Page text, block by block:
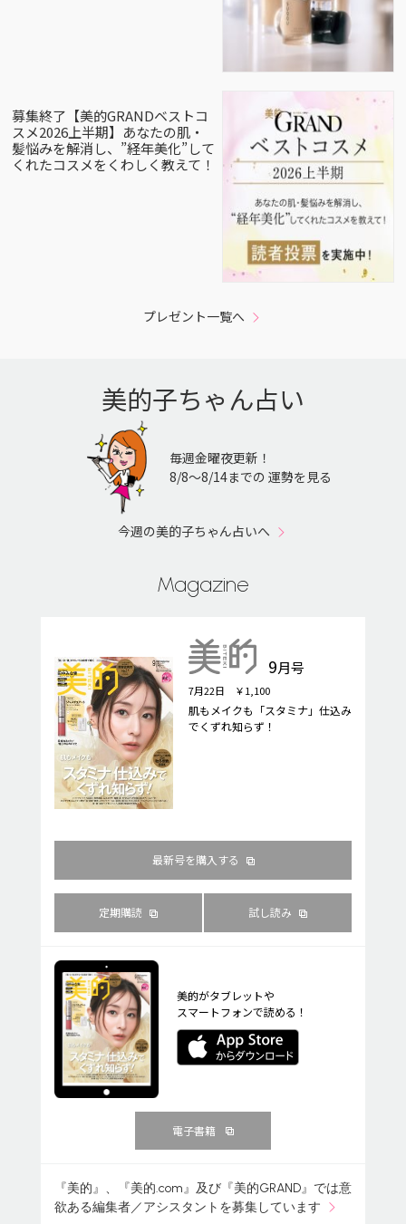
募集終了【美的GRANDベストコ
スメ2026上半期】あなたの肌・
髪悩みを解消し、”経年美化”して
くれたコスメをくわしく教えて！
プレゼント一覧へ
美的子ちゃん占い
毎週金曜夜更新！
8/8〜8/14までの 運勢を見る
今週の美的子ちゃん占いへ
Magazine
9月号
7月22日 ￥1,100
肌もメイクも「スタミナ」仕込み
でくずれ知らず！
最新号を購入する
定期購読 試し読み
美的がタブレットや
スマートフォンで読める！
電子書籍
『美的』、『美的.com』及び『美的GRAND』では意
欲ある編集者／アシスタントを募集しています